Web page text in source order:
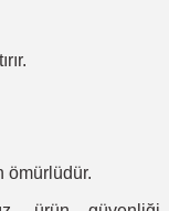
ömürlüdür.